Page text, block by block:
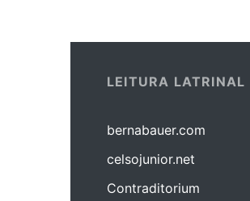
LEITURA LATRINAL
bernabauer.com
celsojunior.net
Contraditorium